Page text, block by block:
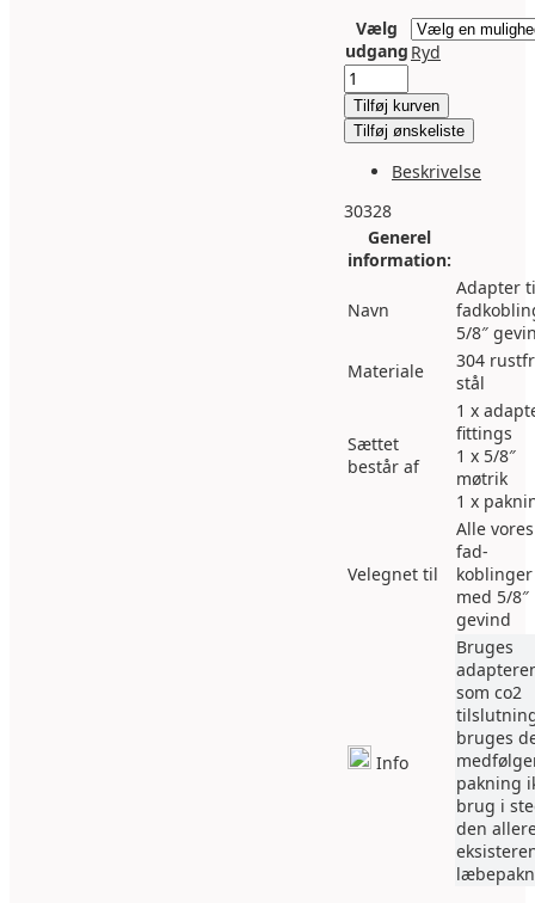
Vælg
udgang Ryd
Adapter
til
fadkobling
5/8"
gevind
møtrik
pakning
Tilføj kurven
Tilføj ønskeliste
Beskrivelse
30328
Generel
information:
Navn
Adapter
5/8″
Materiale
304
stål
Sættet
består af
1 x
fittings
1 x 5/8″
møtrik
1 x
Velegnet til
Alle vores
fad-
koblinger
med 5/8″
gevind
Info
Bruges
som co2
bruges
pakning
brug i
den